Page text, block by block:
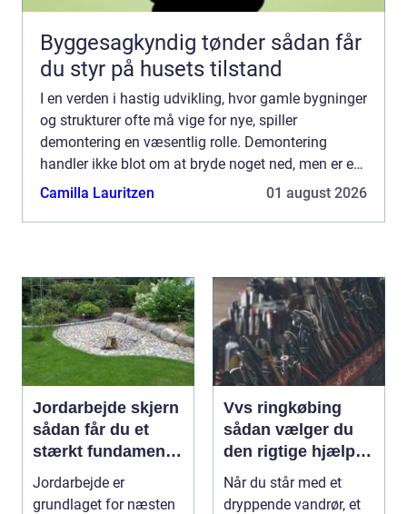
Byggesagkyndig tønder sådan får
du styr på husets tilstand
I en verden i hastig udvikling, hvor gamle bygninger
og strukturer ofte må vige for nye, spiller
demontering en væsentlig rolle. Demontering
handler ikke blot om at bryde noget ned, men er en
præcis og omhyggelig proces, der kr&aeli...
Camilla Lauritzen 01 august 2026
Jordarbejde skjern
sådan får du et
stærkt fundament
til dit projekt
Jordarbejde er
grundlaget for næsten
Vvs ringkøbing
sådan vælger du
den rigtige hjælp til
vand, varme og
ventilation
Når du står med et
dryppende vandrør, et